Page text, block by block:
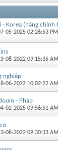
Korea (hàng chính
05-2025 02:26:53 PM
08-2022 09:15:35 AM
nghiệp
06-2022 10:02:22 AM
- Pháp
02-2025 09:56:51 AM
08-2022 09:30:33 AM